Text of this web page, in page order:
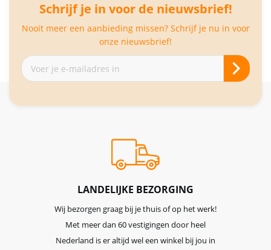
Schrijf je in voor de nieuwsbrief!
Nooit meer een aanbieding missen? Schrijf je nu in voor
onze nieuwsbrief!
Abonneer
je
LANDELIJKE BEZORGING
Wij bezorgen graag bij je thuis of op het werk!
Met meer dan 60 vestigingen door heel
Nederland is er altijd wel een winkel bij jou in